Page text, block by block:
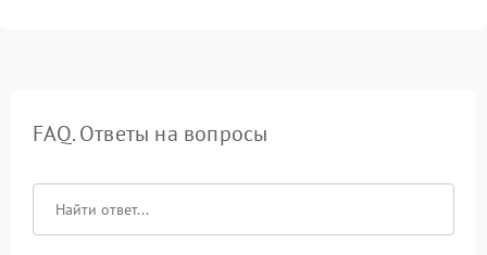
FAQ. Ответы на вопросы